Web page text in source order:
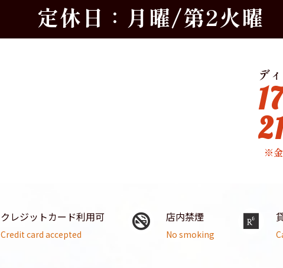
定休日：月曜/第2火曜
デ
※
クレジットカード利用可
Credit card accepted
店内禁煙
No smoking